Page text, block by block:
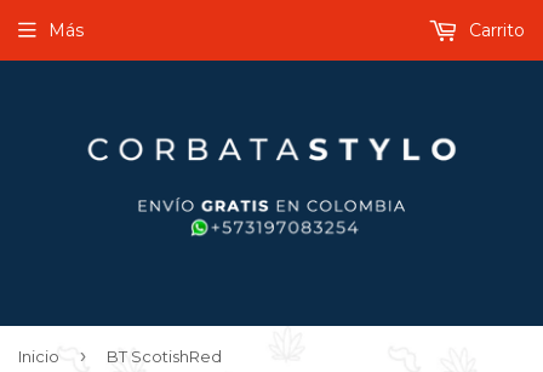
Más Carrito
Inicio › BT ScotishRed